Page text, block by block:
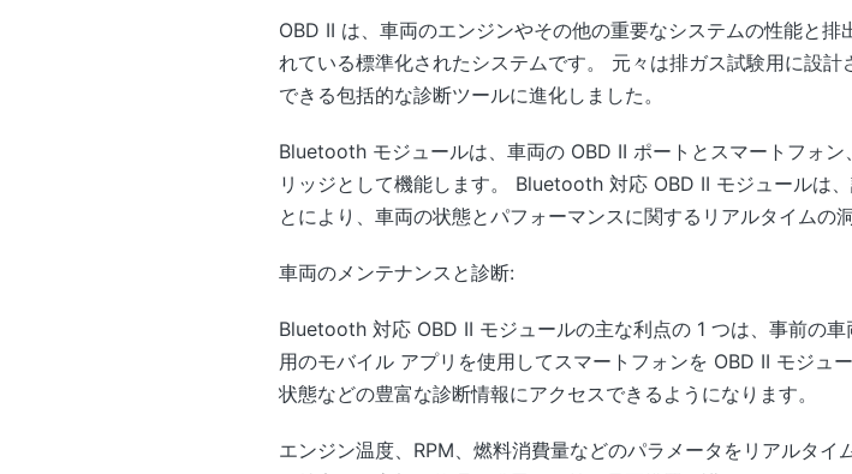
OBD II は、車両のエンジンやその他の重要なシステムの性能と
れている標準化されたシステムです。 元々は排ガス試験用に設
できる包括的な診断ツールに進化しました。
Bluetooth モジュールは、車両の OBD II ポートとスマートフォ
リッジとして機能します。 Bluetooth 対応 OBD II モジュールは
とにより、車両の状態とパフォーマンスに関するリアルタイムの
車両のメンテナンスと診断:
Bluetooth 対応 OBD II モジュールの主な利点の 1 つは、事前の
用のモバイル アプリを使用してスマートフォンを OBD II モジュ
状態などの豊富な診断情報にアクセスできるようになります。
エンジン温度、RPM、燃料消費量などのパラメータをリアルタ